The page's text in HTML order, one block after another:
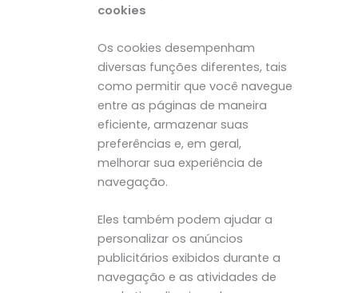
cookies
Os cookies desempenham
diversas funções diferentes, tais
como permitir que você navegue
entre as páginas de maneira
eficiente, armazenar suas
preferências e, em geral,
melhorar sua experiência de
navegação.
Eles também podem ajudar a
personalizar os anúncios
publicitários exibidos durante a
navegação e as atividades de